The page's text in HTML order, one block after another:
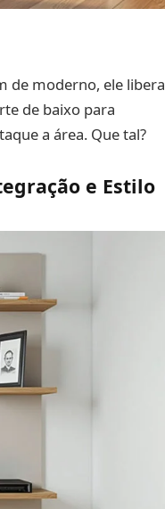
de moderno, ele libera
de baixo para
a área. Que tal?
e Estilo